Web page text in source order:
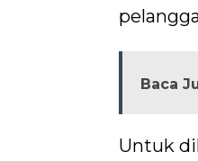
Baca
Untuk